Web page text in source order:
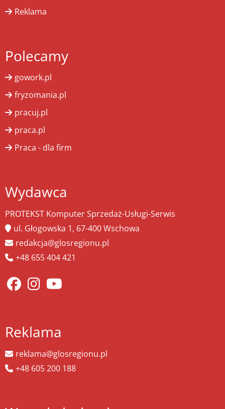
Reklama
Polecamy
gowork.pl
fryzomania.pl
pracuj.pl
praca.pl
Praca - dla firm
Wydawca
PROTEKST Komputer Sprzedaż-Usługi-Serwis
ul. Głogowska 1, 67-400 Wschowa
redakcja@glosregionu.pl
+48 655 404 421
Reklama
reklama@glosregionu.pl
+48 605 200 188